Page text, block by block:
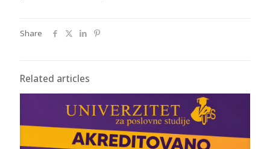
Share
Related articles